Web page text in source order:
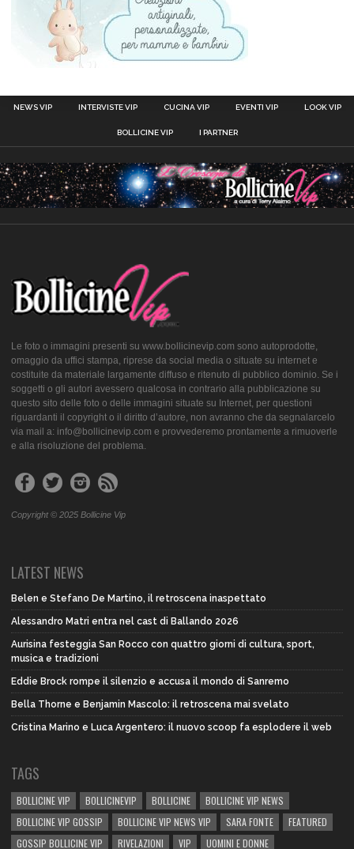
NEWS VIP INTERVISTE VIP CUCINA VIP EVENTI VIP LOOK VIP
BOLLICINE VIP I PARTNER
Le foto o immagini presenti su www.bollicinevip.com sono autoprodotte,
omaggio da uffici stampa, riprese da social media o situate su internet e
costituite da materiale largamente diffuso e ritenuto di pubblico dominio. Se i
soggetti o gli autori avessero qualcosa in contrario alla pubblicazione su
questo sito delle foto o delle immagini situate su Internet, per questioni
riguardanti il copyright o il diritto d’autore, non avranno che da segnalarcelo
via mail a: info@bollicinevip.com e provvederemo prontamente a rimuoverle
e alla risoluzione del problema.
Copyright © 2025 Bollicine Vip
LATEST NEWS
Belen e Stefano De Martino, il retroscena inaspettato
Alessandro Matri entra nel cast di Ballando 2026
Aurisina festeggia San Rocco con quattro giorni di cultura, sport,
musica e tradizioni
Eddie Brock rompe il silenzio e accusa il mondo di Sanremo
Bella Thorne e Benjamin Mascolo: il retroscena mai svelato
Cristina Marino e Luca Argentero: il nuovo scoop fa esplodere il web
TAGS
BOLLICINE VIP BOLLICINEVIP BOLLICINE
BOLLICINE VIP NEWS
BOLLICINE VIP GOSSIP
BOLLICINE VIP NEWS VIP SARA FONTE
FEATURED
GOSSIP BOLLICINE VIP
RIVELAZIONI VIP UOMINI E DONNE